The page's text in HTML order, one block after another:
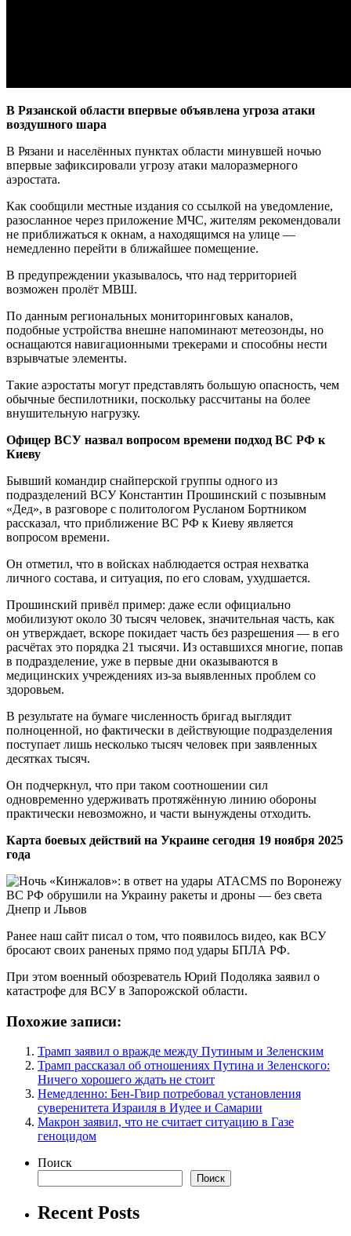
В Рязанской области впервые объявлена угроза атаки
воздушного шара
В Рязани и населённых пунктах области минувшей ночью
впервые зафиксировали угрозу атаки малоразмерного
аэростата.
Как сообщили местные издания со ссылкой на уведомление,
разосланное через приложение МЧС, жителям рекомендовали
не приближаться к окнам, а находящимся на улице —
немедленно перейти в ближайшее помещение.
В предупреждении указывалось, что над территорией
возможен пролёт МВШ.
По данным региональных мониторинговых каналов,
подобные устройства внешне напоминают метеозонды, но
оснащаются навигационными трекерами и способны нести
взрывчатые элементы.
Такие аэростаты могут представлять большую опасность, чем
обычные беспилотники, поскольку рассчитаны на более
внушительную нагрузку.
Офицер ВСУ назвал вопросом времени подход ВС РФ к
Киеву
Бывший командир снайперской группы одного из
подразделений ВСУ Константин Прошинский с позывным
«Дед», в разговоре с политологом Русланом Бортником
рассказал, что приближение ВС РФ к Киеву является
вопросом времени.
Он отметил, что в войсках наблюдается острая нехватка
личного состава, и ситуация, по его словам, ухудшается.
Прошинский привёл пример: даже если официально
мобилизуют около 30 тысяч человек, значительная часть, как
он утверждает, вскоре покидает часть без разрешения — в его
расчётах это порядка 21 тысячи. Из оставшихся многие, попав
в подразделение, уже в первые дни оказываются в
медицинских учреждениях из-за выявленных проблем со
здоровьем.
В результате на бумаге численность бригад выглядит
полноценной, но фактически в действующие подразделения
поступает лишь несколько тысяч человек при заявленных
десятках тысяч.
Он подчеркнул, что при таком соотношении сил
одновременно удерживать протяжённую линию обороны
практически невозможно, и части вынуждены отходить.
Карта боевых действий на Украине сегодня 19 ноября 2025
года
Ранее наш сайт писал о том, что появилось видео, как ВСУ
бросают своих раненых прямо под удары БПЛА РФ.
При этом военный обозреватель Юрий Подоляка заявил о
катастрофе для ВСУ в Запорожской области.
Похожие записи:
Трамп заявил о вражде между Путиным и Зеленским
Трамп рассказал об отношениях Путина и Зеленского:
Ничего хорошего ждать не стоит
Немедленно: Бен-Гвир потребовал установления
суверенитета Израиля в Иудее и Самарии
Макрон заявил, что не считает ситуацию в Газе
геноцидом
Поиск
Поиск
Recent Posts